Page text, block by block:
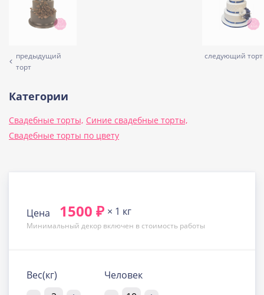
предыдущий
торт
следующий торт
Категории
Свадебные торты, Синие свадебные торты,
Свадебные торты по цвету
Цена 1500 ₽ × 1 кг
Минимальный декор включен в стоимость работы
Вес(кг) Человек